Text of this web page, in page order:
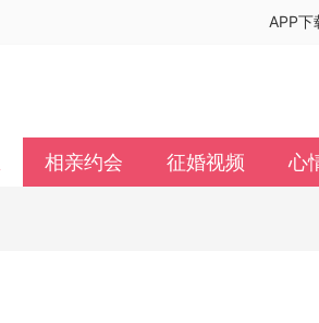
APP下
相亲约会 征婚视频 心